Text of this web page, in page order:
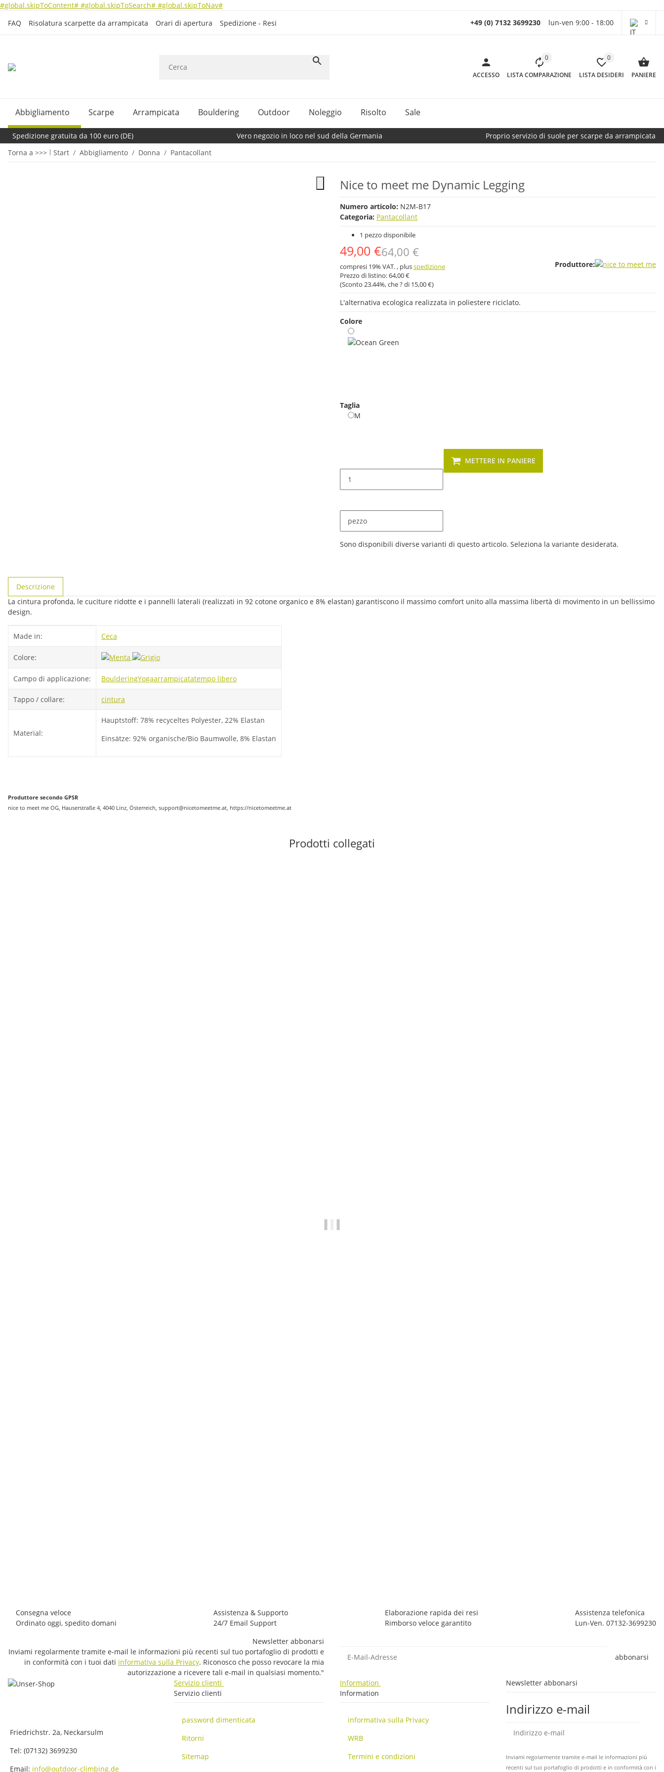
#global.skipToContent# #global.skipToSearch# #global.skipToNav#
FAQ
Risolatura scarpette da arrampicata Orari di apertura Spedizione - Resi +49 (0) 7132 3699230 lun-ven 9:00 - 18:00
ACCESSO
0
LISTA COMPARAZIONE
0
LISTA DESIDERI PANIERE
Abbigliamento Scarpe Arrampicata Bouldering Outdoor Noleggio Risolto Sale
Spedizione gratuita da 100 euro (DE) Vero negozio in loco nel sud della Germania
Proprio servizio di suole per scarpe da arrampicata
Torna a >>>
Start Abbigliamento Donna Pantacollant
Nice to meet me Dynamic Legging
Numero articolo: N2M-B17
Categoria: Pantacollant
1 pezzo disponibile
49,00 €64,00 €
compresi 19% VAT. , plusspedizione
Prezzo di listino:64,00 €
(Sconto 23.44%, che ? di 15,00 €)
Produttore:
L'alternativa ecologica realizzata in poliestere riciclato.
Colore
Taglia
M
pezzo
METTERE IN PANIERE
x
Sono disponibili diverse varianti di questo articolo. Seleziona la variante desiderata.
Descrizione
La cintura profonda, le cuciture ridotte e i pannelli laterali (realizzati in 92 cotone organico e 8% elastan) garantiscono il massimo comfort unito alla massima libertà di movimento in un bellissimo
design.
Made in: Ceca
Colore:
Campo di applicazione: BoulderingYogaarrampicatatempo libero
Tappo / collare: cintura
Material:
Hauptstoff: 78% recyceltes Polyester, 22% Elastan
Einsätze: 92% organische/Bio Baumwolle, 8% Elastan
Produttore secondo GPSR
nice to meet me OG, Hauserstraße 4, 4040 Linz, Österreich, support@nicetomeetme.at, https://nicetomeetme.at
Prodotti collegati
Consegna veloce
Ordinato oggi, spedito domani
Assistenza & Supporto
24/7 Email Support
Elaborazione rapida dei resi
Rimborso veloce garantito
Assistenza telefonica
Lun-Ven. 07132-3699230
Newsletter abbonarsi
Inviami regolarmente tramite e-mail le informazioni più recenti sul tuo portafoglio di prodotti e
in conformità con i tuoi dati informativa sulla Privacy. Riconosco che posso revocare la mia
autorizzazione a ricevere tali e-mail in qualsiasi momento."
abbonarsi
Friedrichstr. 2a, Neckarsulm
Tel: (07132) 3699230
Email: info@outdoor-climbing.de
Servizio clienti
Servizio clienti
password dimenticata
Ritorni
Sitemap
Information
Information
informativa sulla Privacy
WRB
Termini e condizioni
Newsletter abbonarsi
Indirizzo e-mail
Inviami regolarmente tramite e-mail le informazioni più
recenti sul tuo portafoglio di prodotti e in conformità con i